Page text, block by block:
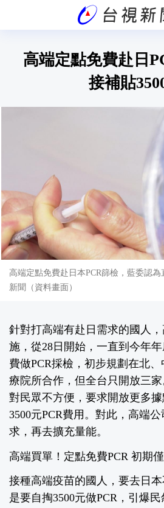
高端定點免費赴日
接補貼
高端定點免費赴日本PCR篩檢，藍委認
新聞（資料畫面）
針對打高端有赴日需求的國人
施，從28日開始，一直到今年
費做PCR採檢，初步規劃在北
療院所合作，但全台只開放三家
對民眾不方便，要求開放更多
3500元PCR費用。對此，高端
求，再去擴充量能。
高端買單！定點免費PCR 初期
接種高端疫苗的國人，要去日
是要自掏3500元做PCR，引爆